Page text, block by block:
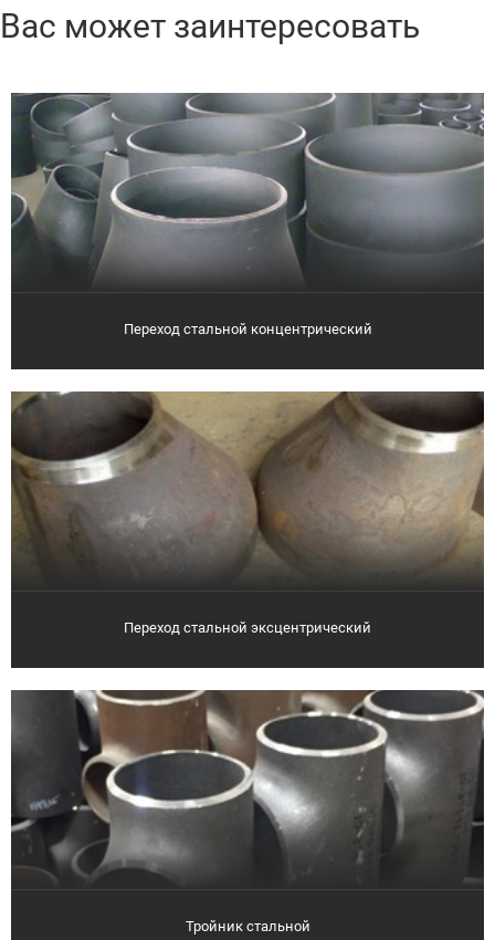
Вас может заинтересовать
Переход стальной концентрический
Переход стальной эксцентрический
Тройник стальной